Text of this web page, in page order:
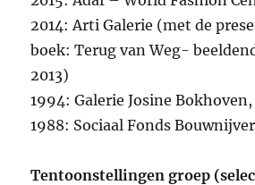
2014: Arti Galerie (met de
boek: Terug van Weg-
2013)
1994: Galerie Josine
1988: Sociaal Fonds
Tentoonstellingen groep